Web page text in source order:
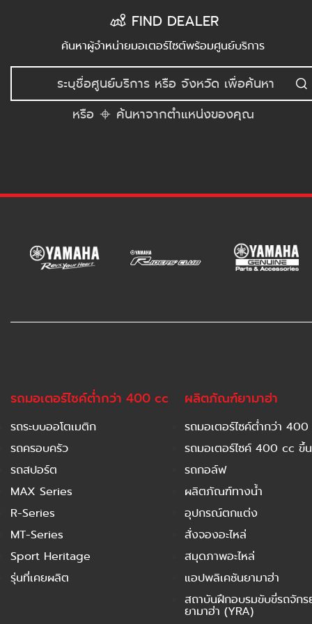
FIND DEALER
ค้นหาผู้จำหน่ายมอเตอร์ไซต์พร้อมศูนย์บริการ
หรือ ค้นหาจากตำแหน่งของคุณ
รถมอเตอร์ไซค์ต่ำกว่า 400 cc
รถระบบออโตเมติก
รถครอบครัว
รถสปอร์ต
MAX Series
R-Series
MT-Series
Sport Heritage
รุ่นที่เคยผลิต
ผลิตภัณฑ์ยามาฮ่า
รถมอเตอร์ไซค์ต่ำกว่า
รถมอเตอร์ไซค์ 400 cc ขึ้
รถกอล์ฟ
ผลิตภัณฑ์ทางน้ำ
อุปกรณ์ตกแต่ง
สั่งจองอะไหล่
สมุดภาพอะไหล่
แอปพลิเคชันยามาฮ่า
สถาบันฝึกอบรมขับขี่รถจัก
ยามาฮ่า (YRA)